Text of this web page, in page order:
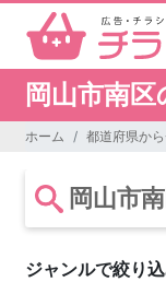
岡山市南
ホーム 都道府県か
岡山市
ジャンルで絞り